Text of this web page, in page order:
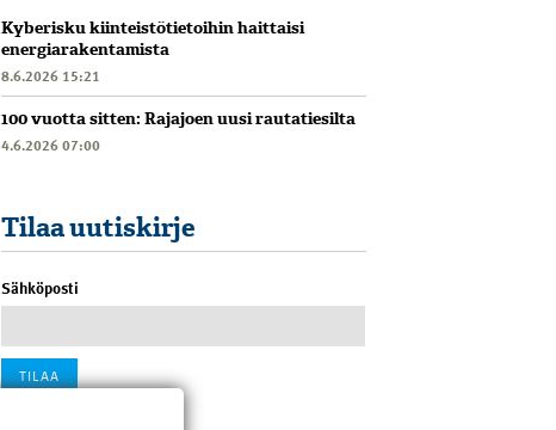
Kyberisku kiinteistötietoihin haittaisi
energiarakentamista
8.6.2026 15:21
100 vuotta sitten: Rajajoen uusi rautatiesilta
4.6.2026 07:00
Tilaa uutiskirje
Sähköposti